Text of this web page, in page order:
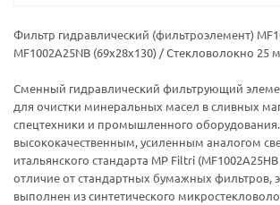
Фильтр гидравлический (фильтроэлемент)
MF1002A25NB (69х28х130) / Стекловолокно 25
Сменный гидравлический фильтрующий
для очистки минеральных масел в сливных
спецтехники и промышленного оборудования.
высококачественным, усиленным аналогом
итальянского стандарта MP Filtri
отличие от стандартных бумажных фильтров,
выполнен из синтетического